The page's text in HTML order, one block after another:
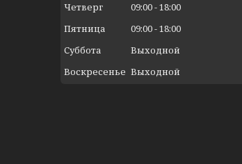
Четверг
09:00 18:00
Пятница
09:00 18:00
Суббота
Выходной
Воскресенье Выходной